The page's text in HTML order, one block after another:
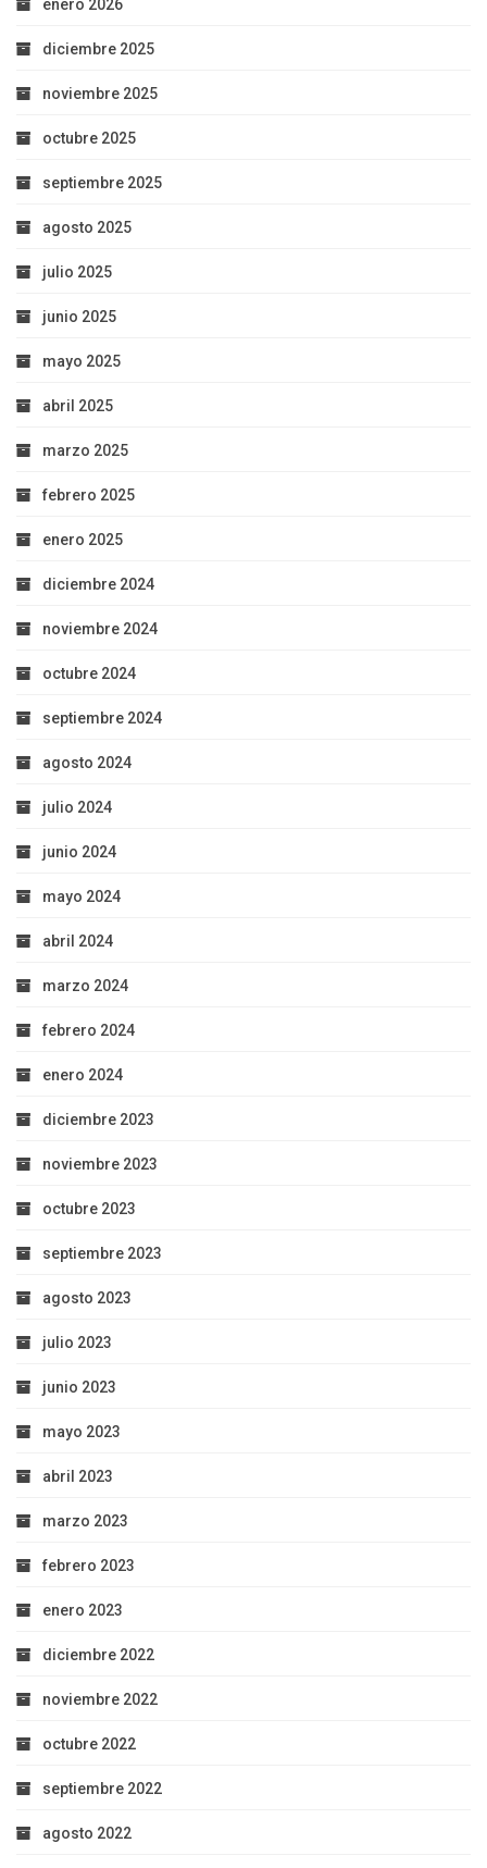
enero 2026
diciembre 2025
noviembre 2025
octubre 2025
septiembre 2025
agosto 2025
julio 2025
junio 2025
mayo 2025
abril 2025
marzo 2025
febrero 2025
enero 2025
diciembre 2024
noviembre 2024
octubre 2024
septiembre 2024
agosto 2024
julio 2024
junio 2024
mayo 2024
abril 2024
marzo 2024
febrero 2024
enero 2024
diciembre 2023
noviembre 2023
octubre 2023
septiembre 2023
agosto 2023
julio 2023
junio 2023
mayo 2023
abril 2023
marzo 2023
febrero 2023
enero 2023
diciembre 2022
noviembre 2022
octubre 2022
septiembre 2022
agosto 2022